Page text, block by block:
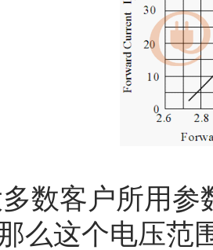
客户所用参
么这个电压范